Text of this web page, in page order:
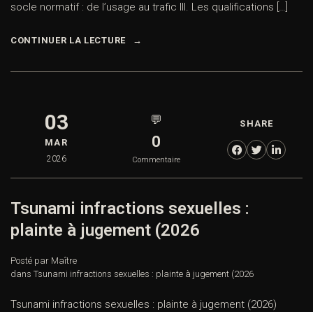
socle normatif : de l’usage au trafic III. Les qualifications […]
CONTINUER LA LECTURE
03
MAR
2026
💬
0
Commentaire
SHARE
Tsunami infractions sexuelles :
plainte à jugement (2026
Posté par Maître
dans Tsunami infractions sexuelles : plainte à jugement (2026
Tsunami infractions sexuelles : plainte à jugement (2026)